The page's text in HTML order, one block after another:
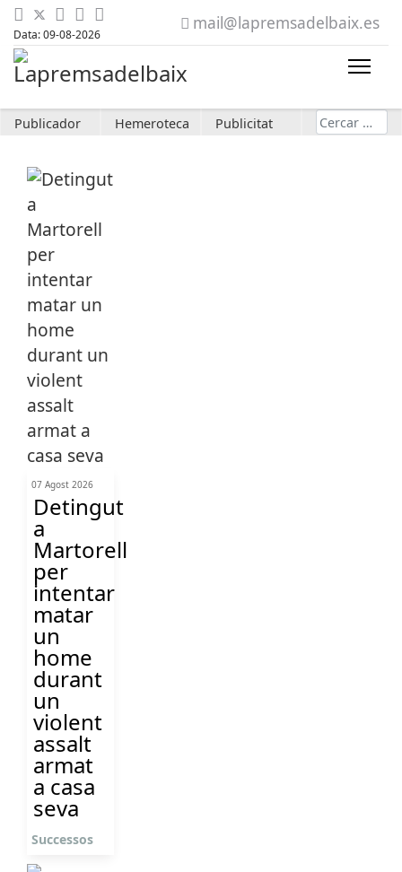
Data: 09-08-2026
mail@lapremsadelbaix.es
Publicador Hemeroteca Publicitat Cerca
07 Agost 2026
Detingut
a
Martorell
per
intentar
matar
un
home
durant
un
violent
assalt
armat
a casa
seva
Successos